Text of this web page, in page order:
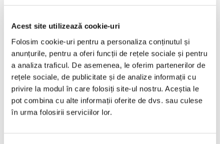
Acest site utilizează cookie-uri
Folosim cookie-uri pentru a personaliza conținutul și
anunțurile, pentru a oferi funcții de rețele sociale și pentru
a analiza traficul. De asemenea, le oferim partenerilor de
rețele sociale, de publicitate și de analize informații cu
privire la modul în care folosiți site-ul nostru. Aceștia le
pot combina cu alte informații oferite de dvs. sau culese
în urma folosirii serviciilor lor.
Ritualurile de baie ale Marthei, în
centrul unei expoziții Bonnard/
galerie foto